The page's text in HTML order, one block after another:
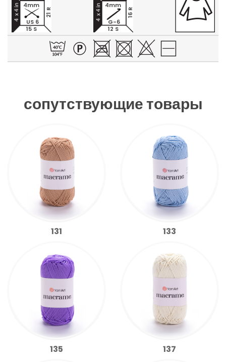
15 S
21 R
4mm
US 6
12 S
16 R
4mm
G-6
сопутствующие товары
131 133
135 137